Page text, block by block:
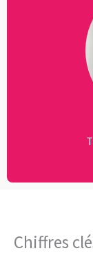
Chiffres